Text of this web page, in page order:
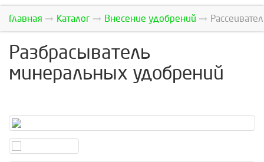
Главная Каталог Внесение удобрений
Разбрасыватель
минеральных удобрений